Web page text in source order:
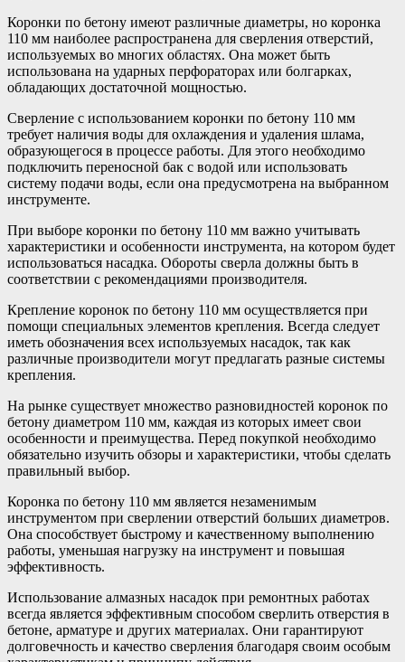
Коронки по бетону имеют различные диаметры, но коронка
110 мм наиболее распространена для сверления отверстий,
используемых во многих областях. Она может быть
использована на ударных перфораторах или болгарках,
обладающих достаточной мощностью.
Сверление с использованием коронки по бетону 110 мм
требует наличия воды для охлаждения и удаления шлама,
образующегося в процессе работы. Для этого необходимо
подключить переносной бак с водой или использовать
систему подачи воды, если она предусмотрена на выбранном
инструменте.
При выборе коронки по бетону 110 мм важно учитывать
характеристики и особенности инструмента, на котором будет
использоваться насадка. Обороты сверла должны быть в
соответствии с рекомендациями производителя.
Крепление коронок по бетону 110 мм осуществляется при
помощи специальных элементов крепления. Всегда следует
иметь обозначения всех используемых насадок, так как
различные производители могут предлагать разные системы
крепления.
На рынке существует множество разновидностей коронок по
бетону диаметром 110 мм, каждая из которых имеет свои
особенности и преимущества. Перед покупкой необходимо
обязательно изучить обзоры и характеристики, чтобы сделать
правильный выбор.
Коронка по бетону 110 мм является незаменимым
инструментом при сверлении отверстий больших диаметров.
Она способствует быстрому и качественному выполнению
работы, уменьшая нагрузку на инструмент и повышая
эффективность.
Использование алмазных насадок при ремонтных работах
всегда является эффективным способом сверлить отверстия в
бетоне, арматуре и других материалах. Они гарантируют
долговечность и качество сверления благодаря своим особым